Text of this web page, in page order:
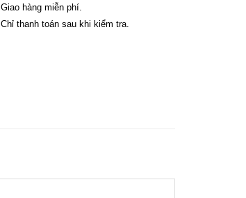
Giao hàng miễn phí.
Chỉ thanh toán sau khi kiểm tra.